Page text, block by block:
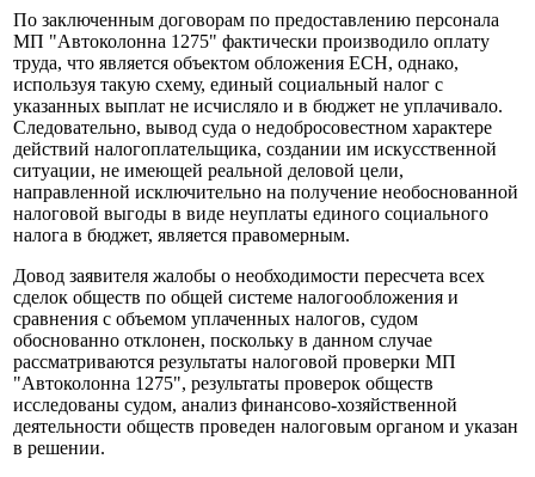
По заключенным договорам по предоставлению персонала
МП "Автоколонна 1275" фактически производило оплату
труда, что является объектом обложения ЕСН, однако,
используя такую схему, единый социальный налог с
указанных выплат не исчисляло и в бюджет не уплачивало.
Следовательно, вывод суда о недобросовестном характере
действий налогоплательщика, создании им искусственной
ситуации, не имеющей реальной деловой цели,
направленной исключительно на получение необоснованной
налоговой выгоды в виде неуплаты единого социального
налога в бюджет, является правомерным.
Довод заявителя жалобы о необходимости пересчета всех
сделок обществ по общей системе налогообложения и
сравнения с объемом уплаченных налогов, судом
обоснованно отклонен, поскольку в данном случае
рассматриваются результаты налоговой проверки МП
"Автоколонна 1275", результаты проверок обществ
исследованы судом, анализ финансово-хозяйственной
деятельности обществ проведен налоговым органом и указан
в решении.